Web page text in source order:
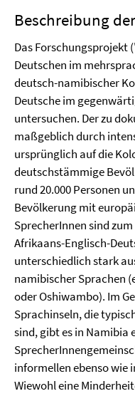
Beschreibung
Das Forschungsprojekt
Deutschen im
deutsch-namibischer
Deutsche im
untersuchen. Der zu
maßgeblich durch
ursprünglich auf die
deutschstämmige
rund 20.000 Personen
Bevölkerung mit
SprecherInnen sind
Afrikaans-Englisch-
unterschiedlich stark
namibischer Sprachen
oder Oshiwambo). Im
Sprachinseln, die
sind, gibt es in Namibia
informellen ebenso wie
Wiewohl eine